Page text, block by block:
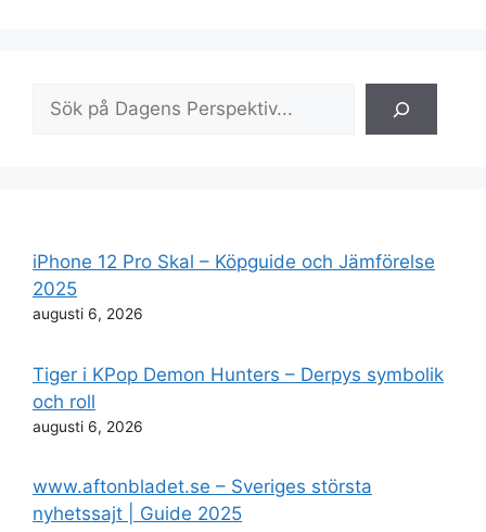
Sök
iPhone 12 Pro Skal – Köpguide och Jämförelse
2025
augusti 6, 2026
Tiger i KPop Demon Hunters – Derpys symbolik
och roll
augusti 6, 2026
www.aftonbladet.se – Sveriges största
nyhetssajt | Guide 2025